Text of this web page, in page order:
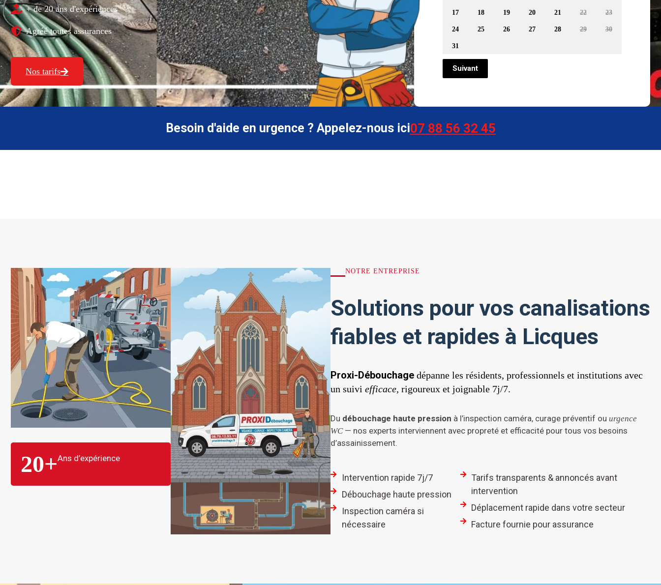
+ de 20 ans d'expériences
Agréé toutes assurances
Nos tarifs
17 18 19 20 21 22 23
24 25 26 27 28 29 30
31
Suivant
Besoin d'aide en urgence ? Appelez-nous ici07 88 56 32 45
20+Ans d’expérience
NOTRE ENTREPRISE
Solutions pour vos canalisations
fiables et rapides à Licques
Proxi-Débouchage dépanne les résidents, professionnels et institutions avec
un suivi efficace, rigoureux et joignable 7j/7.
Du débouchage haute pression à l’inspection caméra, curage préventif ou urgence
WC— nos experts interviennent avec propreté et efficacité pour tous vos besoins
d’assainissement.
Intervention rapide 7j/7
Débouchage haute pression
Inspection caméra si
nécessaire
Tarifs transparents & annoncés avant
intervention
Déplacement rapide dans votre secteur
Facture fournie pour assurance